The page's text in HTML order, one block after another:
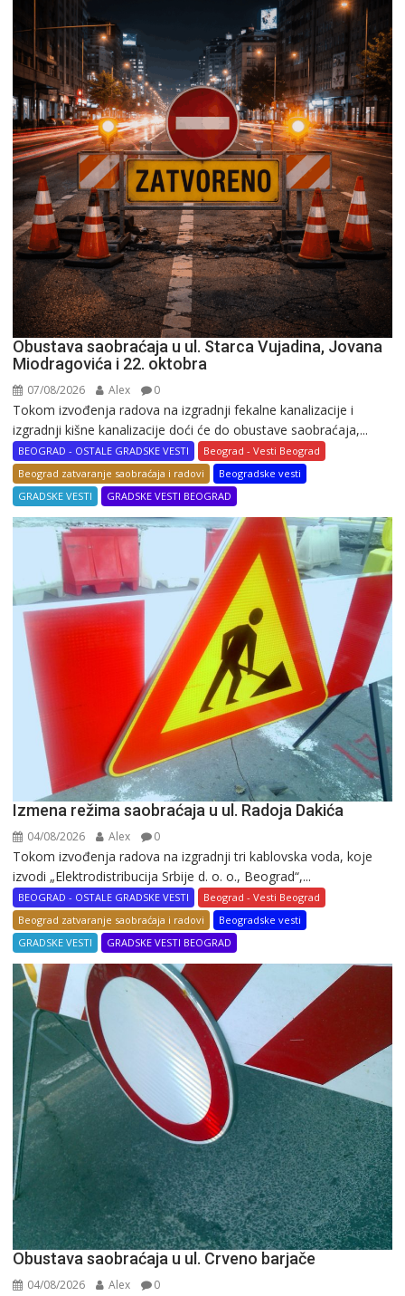
Obustava saobraćaja u ul. Starca Vujadina, Jovana
Miodragovića i 22. oktobra
07/08/2026 Alex 0
Tokom izvođenja radova na izgradnji fekalne kanalizacije i
izgradnji kišne kanalizacije doći će do obustave saobraćaja,...
BEOGRAD - OSTALE GRADSKE VESTI
Beograd - Vesti Beograd
Beograd zatvaranje saobraćaja i radovi
Beogradske vesti
GRADSKE VESTI
GRADSKE VESTI BEOGRAD
Izmena režima saobraćaja u ul. Radoja Dakića
04/08/2026 Alex 0
Tokom izvođenja radova na izgradnji tri kablovska voda, koje
izvodi „Elektrodistribucija Srbije d. o. o., Beograd“,...
BEOGRAD - OSTALE GRADSKE VESTI
Beograd - Vesti Beograd
Beograd zatvaranje saobraćaja i radovi
Beogradske vesti
GRADSKE VESTI
GRADSKE VESTI BEOGRAD
Obustava saobraćaja u ul. Crveno barjače
04/08/2026 Alex 0